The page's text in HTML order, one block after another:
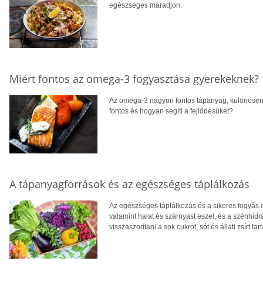
egészséges maradjon.
Miért fontos az omega-3 fogyasztása gyerekeknek?
Az omega-3 nagyon fontos tápanyag,
fontos és hogyan segíti a fejlődésüket?
A tápanyagforrások és az egészséges táplálkozás
Az egészséges táplálkozás és a sikeres
valamint halat és szárnyast eszel, és a
visszaszorítani a sok cukrot, sót és állati zsírt